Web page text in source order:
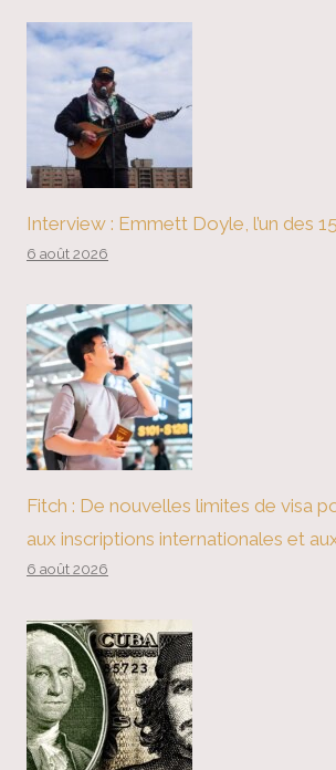
Interview : Emmett Doyle, l’un des
6 août 2026
Fitch : De nouvelles limites de visa
aux inscriptions internationales et
6 août 2026